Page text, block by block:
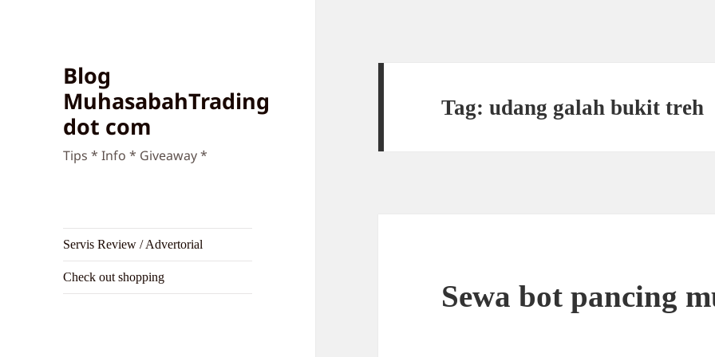
Blog
MuhasabahTrading
dot com
Tips * Info * Giveaway *
Servis Review / Advertorial
Check out shopping
Tag:udang galah bukit treh
Sewa bot pancing